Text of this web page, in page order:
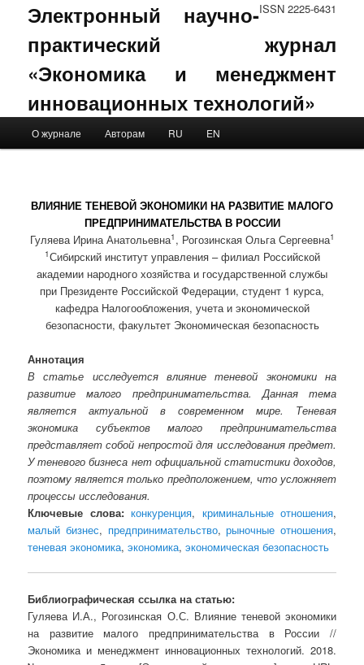
ISSN 2225-6431
Электронный научно-
практический журнал
«Экономика и менеджмент
инновационных технологий»
Skip to primary content
Skip to secondary content
О журнале Авторам RU EN
ВЛИЯНИЕ ТЕНЕВОЙ ЭКОНОМИКИ НА РАЗВИТИЕ МАЛОГО
ПРЕДПРИНИМАТЕЛЬСТВА В РОССИИ
Гуляева Ирина Анатольевна1 , Рогозинская Ольга Сергеевна1
1Сибирский институт управления – филиал Российской
академии народного хозяйства и государственной службы
при Президенте Российской Федерации, студент 1 курса,
кафедра Налогообложения, учета и экономической
безопасности, факультет Экономическая безопасность
Аннотация
В статье исследуется влияние теневой экономики на
развитие малого предпринимательства. Данная тема
является актуальной в современном мире. Теневая
экономика субъектов малого предпринимательства
представляет собой непростой для исследования предмет.
У теневого бизнеса нет официальной статистики доходов,
поэтому является только предположением, что усложняет
процессы исследования.
Ключевые слова: конкуренция, криминальные отношения,
малый бизнес, предпринимательство,рыночные отношения,
теневая экономика,экономика,экономическая безопасность
Библиографическая ссылка на статью:
Гуляева И.А., Рогозинская О.С. Влияние теневой экономики
на развитие малого предпринимательства в России //
Экономика и менеджмент инновационных технологий. 2018.